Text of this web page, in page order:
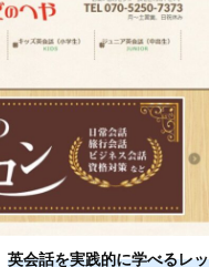
英会話を実践的に学べるレッ